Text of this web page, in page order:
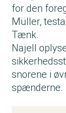
for den
Müller,
Tænk.
Najell
snorene i
spænderne.